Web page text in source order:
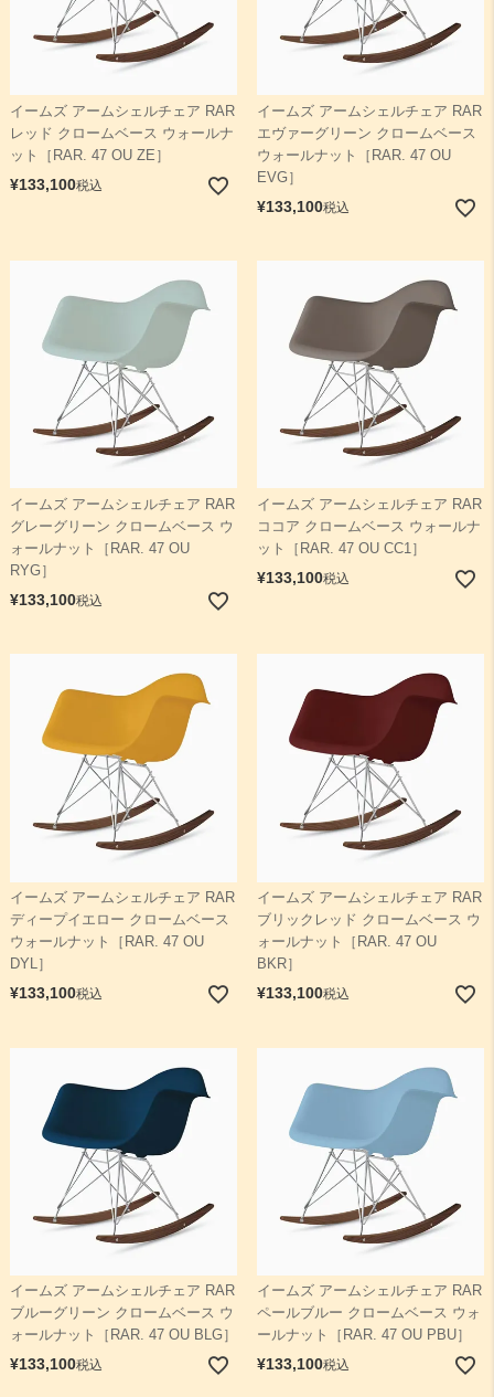
イームズ アームシェルチェア RAR
レッド クロームベース ウォールナ
ット［RAR. 47 OU ZE］
¥133,100税込
イームズ アームシェルチェア RAR
エヴァーグリーン クロームベース
ウォールナット［RAR. 47 OU
EVG］
¥133,100税込
イームズ アームシェルチェア RAR
グレーグリーン クロームベース ウ
ォールナット［RAR. 47 OU
RYG］
¥133,100税込
イームズ アームシェルチェア RAR
ココア クロームベース ウォールナ
ット［RAR. 47 OU CC1］
¥133,100税込
イームズ アームシェルチェア RAR
ディープイエロー クロームベース
ウォールナット［RAR. 47 OU
DYL］
¥133,100税込
イームズ アームシェルチェア RAR
ブリックレッド クロームベース ウ
ォールナット［RAR. 47 OU
BKR］
¥133,100税込
イームズ アームシェルチェア RAR
ブルーグリーン クロームベース ウ
ォールナット［RAR. 47 OU BLG］
¥133,100税込
イームズ アームシェルチェア RAR
ペールブルー クロームベース ウォ
ールナット［RAR. 47 OU PBU］
¥133,100税込